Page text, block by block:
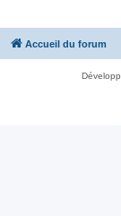
Accueil du forum